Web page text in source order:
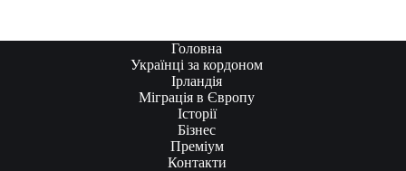
Головна
Українці за кордоном
Ірландія
Міграція в Європу
Історії
Бізнес
Преміум
Контакти